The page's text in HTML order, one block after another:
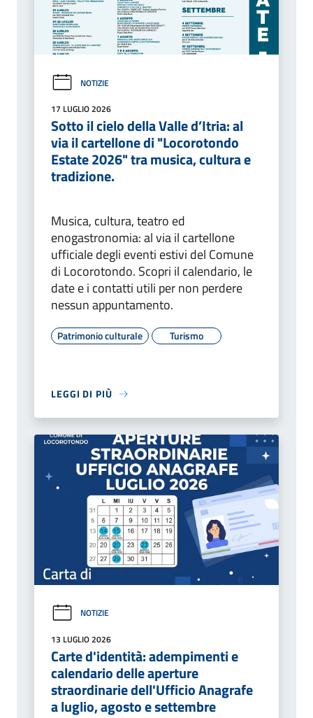
NOTIZIE
17 LUGLIO 2026
Sotto il cielo della Valle d’Itria: al
via il cartellone di "Locorotondo
Estate 2026" tra musica, cultura e
tradizione.
Musica, cultura, teatro ed
enogastronomia: al via il cartellone
ufficiale degli eventi estivi del Comune
di Locorotondo. Scopri il calendario, le
date e i contatti utili per non perdere
nessun appuntamento.
Patrimonio culturale Turismo
LEGGI DI PIÙ
NOTIZIE
13 LUGLIO 2026
Carte d'identità: adempimenti e
calendario delle aperture
straordinarie dell'Ufficio Anagrafe
a luglio, agosto e settembre